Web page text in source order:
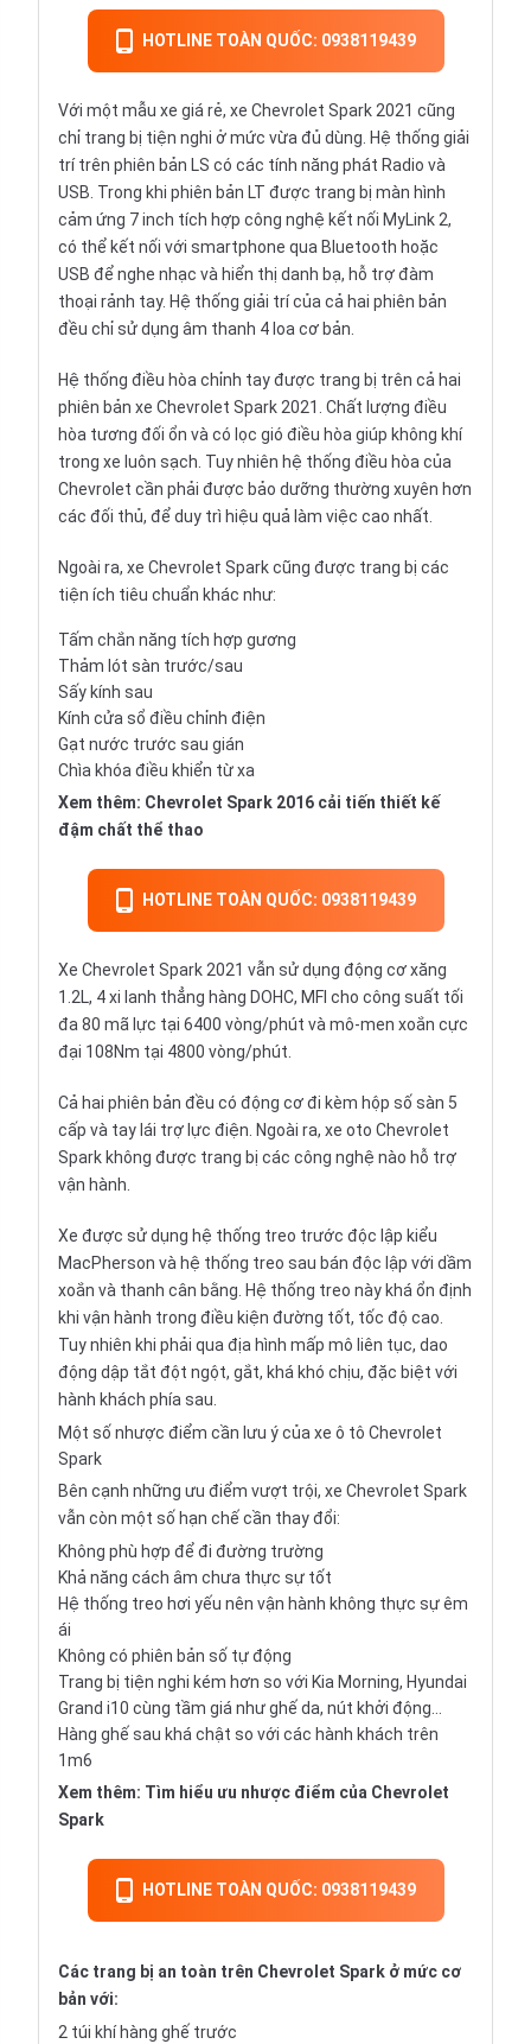
HOTLINE TOÀN QUỐC: 0938119439
Với một mẫu xe giá rẻ, xe Chevrolet Spark 2021 cũng
chỉ trang bị tiện nghi ở mức vừa đủ dùng. Hệ thống giải
trí trên phiên bản LS có các tính năng phát Radio và
USB. Trong khi phiên bản LT được trang bị màn hình
cảm ứng 7 inch tích hợp công nghệ kết nối MyLink 2,
có thể kết nối với smartphone qua Bluetooth hoặc
USB để nghe nhạc và hiển thị danh bạ, hỗ trợ đàm
thoại rảnh tay. Hệ thống giải trí của cả hai phiên bản
đều chỉ sử dụng âm thanh 4 loa cơ bản.
Hệ thống điều hòa chỉnh tay được trang bị trên cả hai
phiên bản xe Chevrolet Spark 2021. Chất lượng điều
hòa tương đối ổn và có lọc gió điều hòa giúp không khí
trong xe luôn sạch. Tuy nhiên hệ thống điều hòa của
Chevrolet cần phải được bảo dưỡng thường xuyên hơn
các đối thủ, để duy trì hiệu quả làm việc cao nhất.
Ngoài ra, xe Chevrolet Spark cũng được trang bị các
tiện ích tiêu chuẩn khác như:
Tấm chắn năng tích hợp gương
Thảm lót sàn trước/sau
Sấy kính sau
Kính cửa sổ điều chỉnh điện
Gạt nước trước sau gián
Chìa khóa điều khiển từ xa
Xem thêm: Chevrolet Spark 2016 cải tiến thiết kế
đậm chất thể thao
HOTLINE TOÀN QUỐC: 0938119439
Xe Chevrolet Spark 2021 vẫn sử dụng động cơ xăng
1.2L, 4 xi lanh thẳng hàng DOHC, MFI cho công suất tối
đa 80 mã lực tại 6400 vòng/phút và mô-men xoắn cực
đại 108Nm tại 4800 vòng/phút.
Cả hai phiên bản đều có động cơ đi kèm hộp số sàn 5
cấp và tay lái trợ lực điện. Ngoài ra, xe oto Chevrolet
Spark không được trang bị các công nghệ nào hỗ trợ
vận hành.
Xe được sử dụng hệ thống treo trước độc lập kiểu
MacPherson và hệ thống treo sau bán độc lập với dầm
xoắn và thanh cân bằng. Hệ thống treo này khá ổn định
khi vận hành trong điều kiện đường tốt, tốc độ cao.
Tuy nhiên khi phải qua địa hình mấp mô liên tục, dao
động dập tắt đột ngột, gắt, khá khó chịu, đặc biệt với
hành khách phía sau.
Một số nhược điểm cần lưu ý của xe ô tô Chevrolet
Spark
Bên cạnh những ưu điểm vượt trội, xe Chevrolet Spark
vẫn còn một số hạn chế cần thay đổi:
Không phù hợp để đi đường trường
Khả năng cách âm chưa thực sự tốt
Hệ thống treo hơi yếu nên vận hành không thực sự êm
ái
Không có phiên bản số tự động
Trang bị tiện nghi kém hơn so với Kia Morning, Hyundai
Grand i10 cùng tầm giá như ghế da, nút khởi động…
Hàng ghế sau khá chật so với các hành khách trên
1m6
Xem thêm: Tìm hiểu ưu nhược điểm của Chevrolet
Spark
HOTLINE TOÀN QUỐC: 0938119439
Các trang bị an toàn trên Chevrolet Spark ở mức cơ
bản với:
2 túi khí hàng ghế trước